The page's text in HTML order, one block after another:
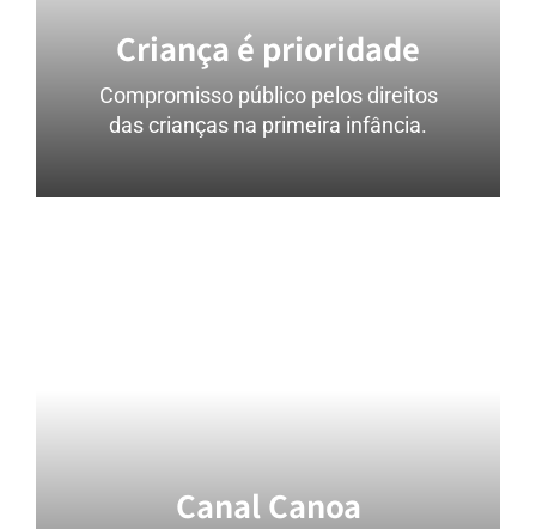
Criança é prioridade
Compromisso público pelos direitos
das crianças na primeira infância.
Canal Canoa